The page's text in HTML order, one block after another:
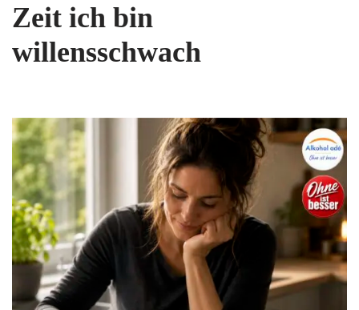
Zeit ich bin
willensschwach